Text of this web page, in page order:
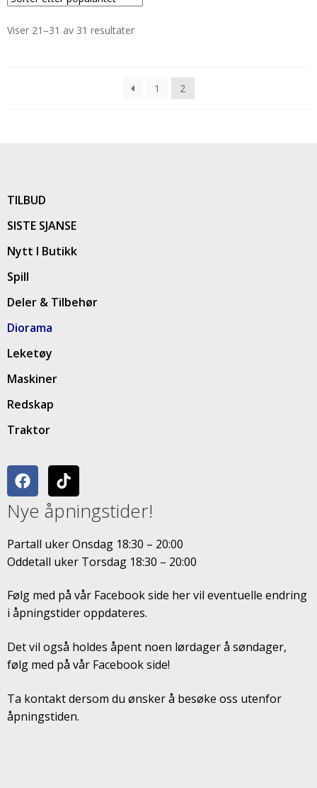
Viser 21–31 av 31 resultater
1 2
TILBUD
SISTE SJANSE
Nytt I Butikk
Spill
Deler & Tilbehør
Diorama
Leketøy
Maskiner
Redskap
Traktor
Nye åpningstider!
Partall uker Onsdag 18:30 – 20:00
Oddetall uker Torsdag 18:30 – 20:00
Følg med på vår Facebook side her vil eventuelle endring
i åpningstider oppdateres.
Det vil også holdes åpent noen lørdager å søndager,
følg med på vår Facebook side!
Ta kontakt dersom du ønsker å besøke oss utenfor
åpningstiden.